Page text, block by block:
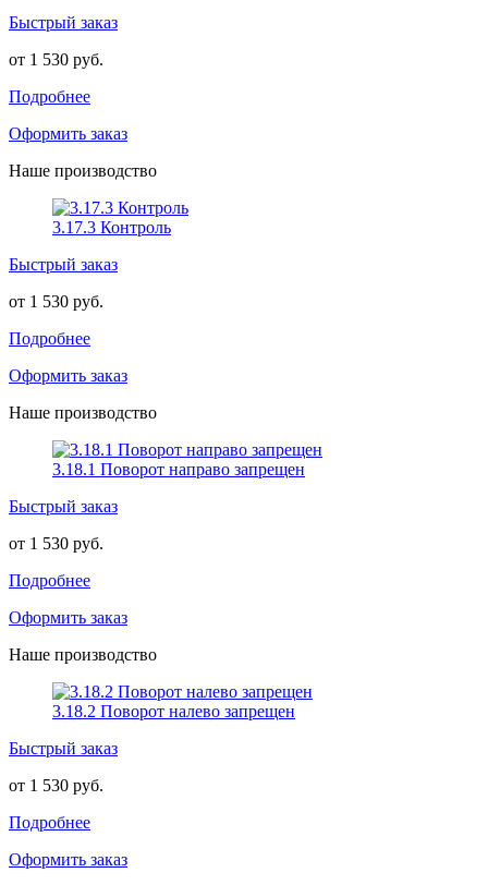
Быстрый заказ
от 1 530 руб.
Подробнее
Оформить заказ
Наше производство
3.17.3 Контроль
Быстрый заказ
от 1 530 руб.
Подробнее
Оформить заказ
Наше производство
3.18.1 Поворот направо запрещен
Быстрый заказ
от 1 530 руб.
Подробнее
Оформить заказ
Наше производство
3.18.2 Поворот налево запрещен
Быстрый заказ
от 1 530 руб.
Подробнее
Оформить заказ